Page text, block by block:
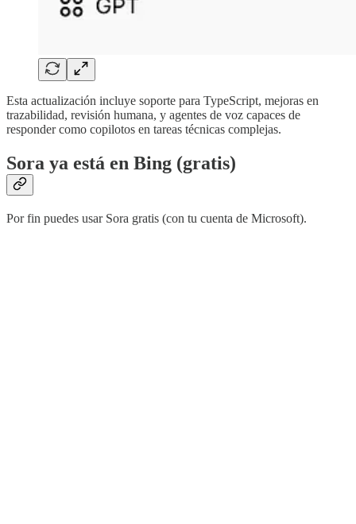
Esta actualización incluye soporte para TypeScript, mejoras en
trazabilidad, revisión humana, y agentes de voz capaces de
responder como copilotos en tareas técnicas complejas.
Sora ya está en Bing (gratis)
Por fin puedes usar Sora gratis (con tu cuenta de Microsoft).